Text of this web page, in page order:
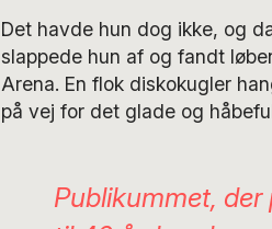
Det havde hun dog ikke, og
slappede hun af og fandt
Arena. En flok diskokugler
på vej for det glade og
Publikummet,